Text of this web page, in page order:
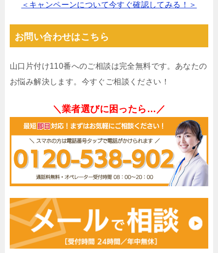
＜キャンペーンについて今すぐ確認してみる！＞
お問い合わせはこちら
山口片付け110番へのご相談は完全無料です。あなたの
お悩み解決します。今すぐご相談ください！
＼業者選びに困ったら…／